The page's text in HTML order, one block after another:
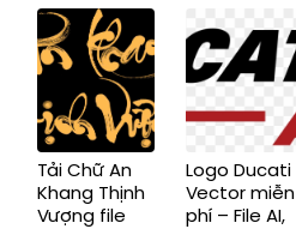
Tải Chữ An
Khang Thịnh
Vượng file
Logo Ducati
Vector miễn
phí – File AI,